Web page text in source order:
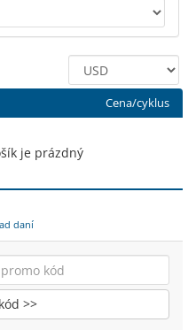
Cena/cyklus
je prázdný
daní
>>